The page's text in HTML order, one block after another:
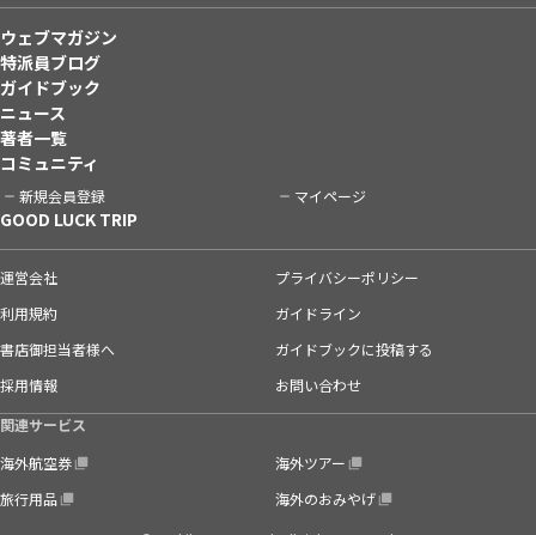
ウェブマガジン
特派員ブログ
ガイドブック
ニュース
著者一覧
コミュニティ
新規会員登録 マイページ
GOOD LUCK TRIP
運営会社
プライバシーポリシー
利用規約
ガイドライン
書店御担当者様へ
ガイドブックに投稿する
採用情報
お問い合わせ
関連サービス
海外航空券
海外ツアー
旅行用品
海外のおみやげ